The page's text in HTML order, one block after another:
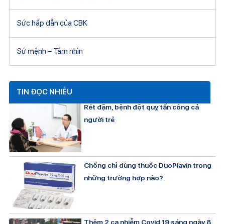
Sức hấp dẫn của CBK
Sứ mệnh – Tầm nhìn
TIN ĐỌC NHIỀU
Rét đậm, bệnh đột quỵ tấn công cả
người trẻ
Chống chỉ dùng thuốc DuoPlavin trong
những trường hợp nào?
Thêm 2 ca nhiễm Covid 19 sáng ngày 8